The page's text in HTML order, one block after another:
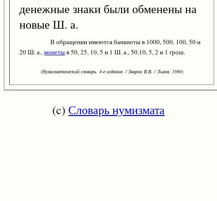
денежные знаки были обменены на
новые Ш. а.
В обращении имеются банкноты в 1000, 500, 100, 50 и
20 Ш. а.,монетыв 50, 25, 10, 5 и 1 Ш. а., 50,10, 5, 2 и 1 грош.
(Нумизматический словарь. 4-е издание. / Зварич В.В. / Львов, 1980)
(c) Словарь нумизмата